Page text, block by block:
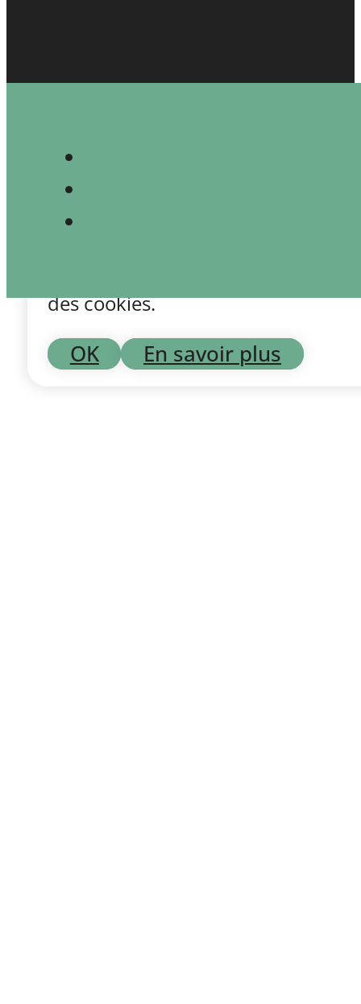
Nous utilisons des cookies pour
des cookies.
OK En savoir plus